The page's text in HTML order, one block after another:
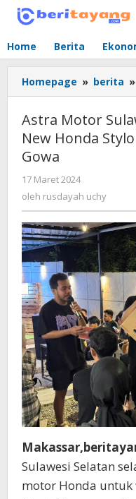
Lewati
Home Berita
Homepage » berita »
Astra Motor
New Honda
Gowa
17 Maret 2024
rusdayah
uchy
oleh rusdayah uchy
Sulawesi Selatan
motor Honda untuk